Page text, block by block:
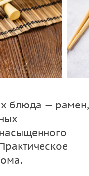
блюда — рамен,